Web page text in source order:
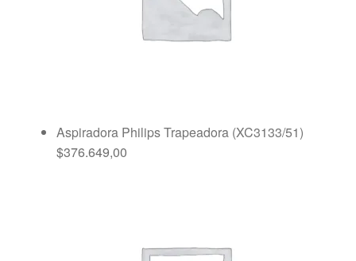
Aspiradora Philips Trapeadora (XC3133/51)
$376.649,00